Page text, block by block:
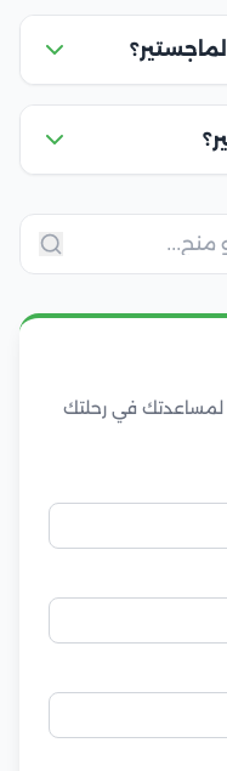
لمساعدتك في رحلتك